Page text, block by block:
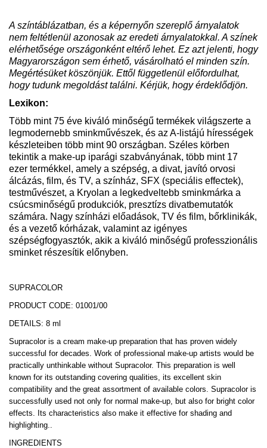
A színtáblázatban, és a képernyőn szereplő árnyalatok
nem feltétlenül azonosak az eredeti árnyalatokkal. A színek
elérhetősége országonként eltérő lehet. Ez azt jelenti, hogy
Magyarországon sem érhető, vásárolható el minden szín.
Megértésüket köszönjük. Ettől függetlenül előfordulhat,
hogy tudunk megoldást találni. Kérjük, hogy érdeklődjön.
Lexikon:
Több mint 75 éve kiváló minőségű termékek világszerte a
legmodernebb sminkművészek, és az A-listájú hírességek
készleteiben több mint 90 országban. Széles körben
tekintik a make-up iparági szabványának, több mint 17
ezer termékkel, amely a szépség, a divat, javító orvosi
álcázás, film, és TV, a színház, SFX (speciális effectek),
testművészet, a Kryolan a legkedveltebb sminkmárka a
csúcsminőségű produkciók, presztízs divatbemutatók
számára. Nagy színházi előadások, TV és film, bőrklinikák,
és a vezető kórházak, valamint az igényes
szépségfogyasztók, akik a kiváló minőségű professzionális
sminket részesítik előnyben.
SUPRACOLOR
PRODUCT CODE: 01001/00
DETAILS: 8 ml
Supracolor is a cream make-up preparation that has proven widely
successful for decades. Work of professional make-up artists would be
practically unthinkable without Supracolor. This preparation is well
known for its outstanding covering qualities, its excellent skin
compatibility and the great assortment of available colors. Supracolor is
successfully used not only for normal make-up, but also for bright color
effects. Its characteristics also make it effective for shading and
highlighting..
INGREDIENTS